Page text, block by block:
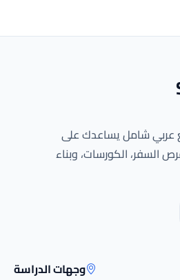
عربي شامل يساعدك على
السفر، الكورسات، وبناء
وجهات الدراسة